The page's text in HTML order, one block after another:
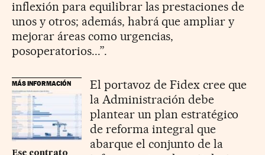
inflexión para equilibrar las prestaciones de
unos y otros; además, habrá que ampliar y
mejorar áreas como urgencias,
posoperatorios...”.
MÁS INFORMACIÓN
El portavoz de Fidex cree que
la Administración debe
plantear un plan estratégico
de reforma integral que
abarque el conjunto de la